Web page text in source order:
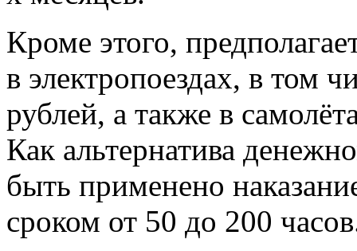
Кроме этого,
в электропоездах, в том
рублей, а также в
Как альтернатива
быть применено
сроком от 50 до 200